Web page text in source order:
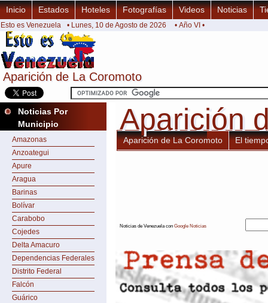
Aparición de La Coromoto
Aparición de La Coromoto
Inicio Estados Hoteles Fotografías Videos Noticias
Esto es Venezuela • Lunes, 10 de Agosto de 2026 • Año VI •
Noticias Por
Municipio
Amazonas
Anzoategui
Apure
Aragua
Barinas
Bolívar
Carabobo
Cojedes
Delta Amacuro
Dependencias Federales
Distrito Federal
Falcón
Guárico
Aparición
Aparición
Aparición de La Coromoto El
Noticias de Venezuela con Google Noticias